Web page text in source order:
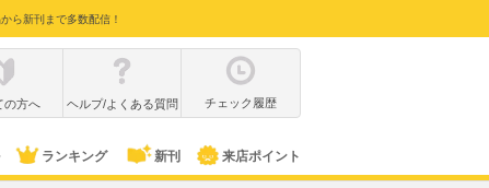
ら新刊まで多数配信！
の方へ ヘルプ/よくある質問 チェック履歴
ランキング 新刊 来店ポイント